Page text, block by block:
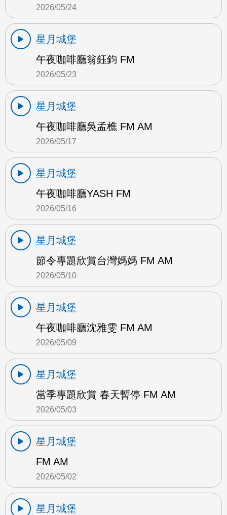
2026/05/24
星月城堡
午夜咖啡廳翁鈺鈞 FM
2026/05/23
星月城堡
午夜咖啡廳吳孟樵 FM AM
2026/05/17
星月城堡
午夜咖啡廳YASH FM
2026/05/16
星月城堡
節令專題欣賞台灣媽媽 FM AM
2026/05/10
星月城堡
午夜咖啡廳沈雅雯 FM AM
2026/05/09
星月城堡
當季專題欣賞 春天暫停 FM AM
2026/05/03
星月城堡
FM AM
2026/05/02
星月城堡